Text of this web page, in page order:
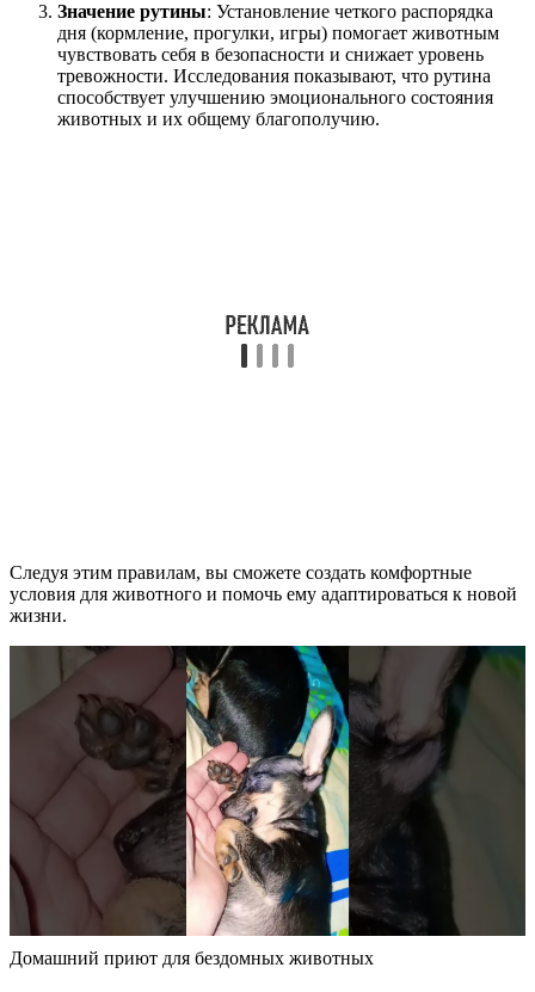
Значение рутины: Установление четкого распорядка
дня (кормление, прогулки, игры) помогает животным
чувствовать себя в безопасности и снижает уровень
тревожности. Исследования показывают, что рутина
способствует улучшению эмоционального состояния
животных и их общему благополучию.
Следуя этим правилам, вы сможете создать комфортные
условия для животного и помочь ему адаптироваться к новой
жизни.
Домашний приют для бездомных животных